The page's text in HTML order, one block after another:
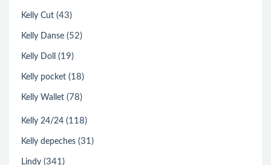
Kelly Cut (43)
Kelly Danse (52)
Kelly Doll (19)
Kelly pocket (18)
Kelly Wallet (78)
Kelly 24/24 (118)
Kelly depeches (31)
Lindy (341)